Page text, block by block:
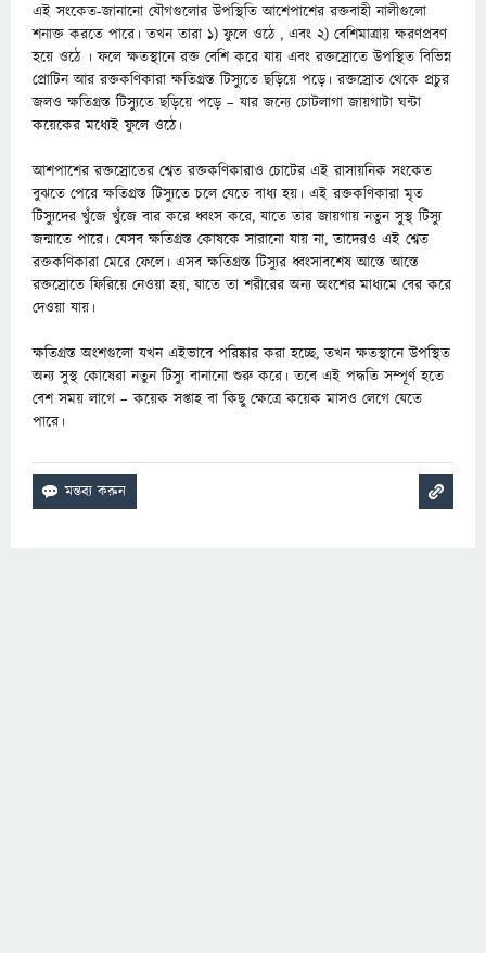
এই সংকেত-জানানো যৌগগুলোর উপস্থিতি আশেপাশের রক্তবাহী নালীগুলো
শনাক্ত করতে পারে। তখন তারা ১) ফুলে ওঠে , এবং ২) বেশিমাত্রায় ক্ষরণপ্রবণ
হয়ে ওঠে । ফলে ক্ষতস্থানে রক্ত বেশি করে যায় এবং রক্তস্রোতে উপস্থিত বিভিন্ন
প্রোটিন আর রক্তকণিকারা ক্ষতিগ্রস্ত টিস্যুতে ছড়িয়ে পড়ে। রক্তস্রোত থেকে প্রচুর
জলও ক্ষতিগ্রস্ত টিস্যুতে ছড়িয়ে পড়ে – যার জন্যে চোটলাগা জায়গাটা ঘন্টা
কয়েকের মধ্যেই ফুলে ওঠে।
আশপাশের রক্তস্রোতের শ্বেত রক্তকণিকারাও চোটের এই রাসায়নিক সংকেত
বুঝতে পেরে ক্ষতিগ্রস্ত টিস্যুতে চলে যেতে বাধ্য হয়। এই রক্তকণিকারা মৃত
টিস্যুদের খুঁজে খুঁজে বার করে ধ্বংস করে, যাতে তার জায়গায় নতুন সুস্থ টিস্যু
জন্মাতে পারে। যেসব ক্ষতিগ্রস্ত কোষকে সারানো যায় না, তাদেরও এই শ্বেত
রক্তকণিকারা মেরে ফেলে। এসব ক্ষতিগ্রস্ত টিস্যুর ধ্বংসাবশেষ আস্তে আস্তে
রক্তস্রোতে ফিরিয়ে নেওয়া হয়, যাতে তা শরীরের অন্য অংশের মাধ্যমে বের করে
দেওয়া যায়।
ক্ষতিগ্রস্ত অংশগুলো যখন এইভাবে পরিষ্কার করা হচ্ছে, তখন ক্ষতস্থানে উপস্থিত
অন্য সুস্থ কোষেরা নতুন টিস্যু বানানো শুরু করে। তবে এই পদ্ধতি সম্পূর্ণ হতে
বেশ সময় লাগে – কয়েক সপ্তাহ বা কিছু ক্ষেত্রে কয়েক মাসও লেগে যেতে
পারে।